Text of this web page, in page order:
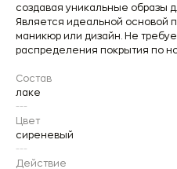
создавая уникальные образы
Является идеальной основой
маникюр или дизайн. Не
распределения покрытия по
Состав
лаке
---
Цвет
сиреневый
---
Действие